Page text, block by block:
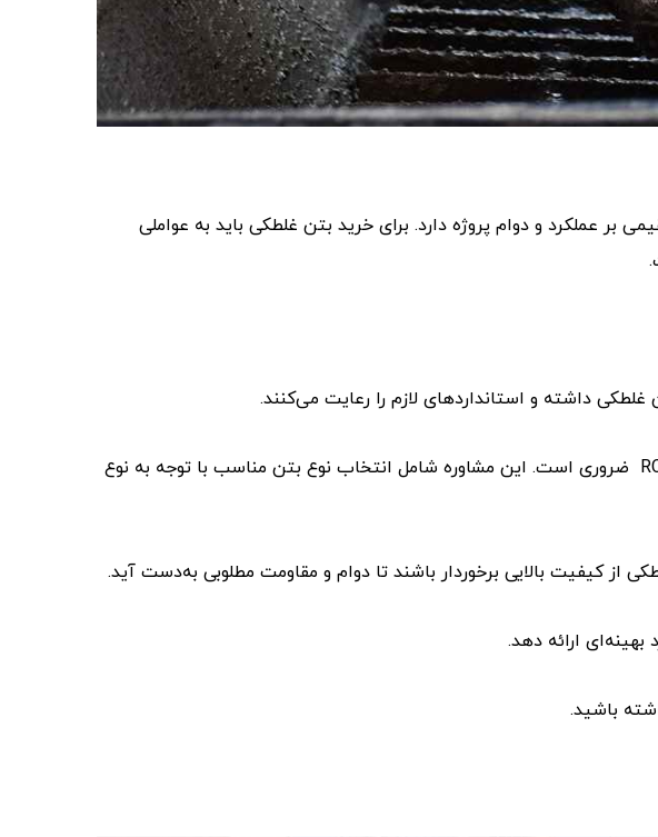
عملکرد و دوام پروژه دارد. برای خرید بتن غلطکی باید به عواملی
غلطکی داشته و استانداردهای لازم را رعایت می‌کنند.
در بسیاری از پروژه‌ها، مشاوره فنی متخصصین برای تعیین میزان مناسب استفاده از RCC ضروری است. این مشاوره شامل انتخاب نوع بتن مناسب با توجه به نوع
از کیفیت بالایی برخوردار باشند تا دوام و مقاومت مطلوبی به‌دست آید.
ارائه دهد.
باشید.